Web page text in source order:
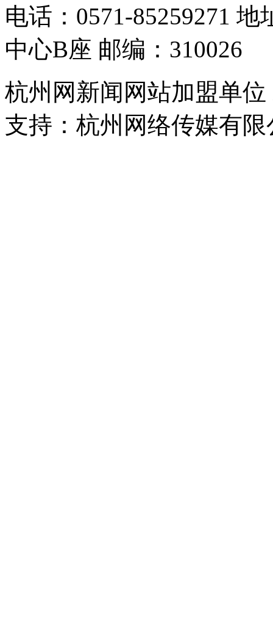
电话：0571-85259271
中心B座 邮编：310026
杭州网新闻网站加盟单
支持：杭州网络传媒有限